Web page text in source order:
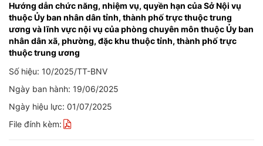
Hướng dẫn chức năng, nhiệm vụ, quyền hạn của Sở Nội vụ
thuộc Ủy ban nhân dân tỉnh, thành phố trực thuộc trung
ương và lĩnh vực nội vụ của phòng chuyên môn thuộc Ủy ban
nhân dân xã, phường, đặc khu thuộc tỉnh, thành phố trực
thuộc trung ương
Số hiệu: 10/2025/TT-BNV
Ngày ban hành: 19/06/2025
Ngày hiệu lực: 01/07/2025
File đính kèm: